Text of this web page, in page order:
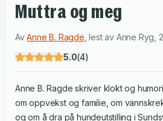
Muttra og meg
AvAnne B. Ragde ,lest av Anne Ryg
5.0(4)
Anne B. Ragde skriver klokt og
om oppvekst og familie, om
og om å dra på hundeutstilling i